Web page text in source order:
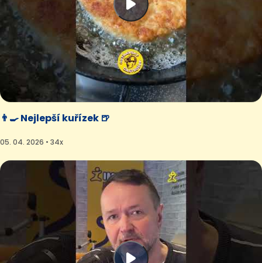
👨‍🍳 Nejlepší kuřízek 🍺
05. 04. 2026 • 34x